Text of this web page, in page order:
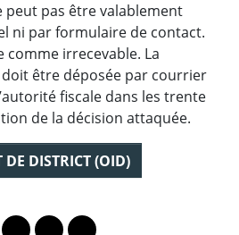
peut pas être valablement
ni par formulaire de contact.
comme irrecevable. La
être déposée par courrier
fiscale dans les trente
de la décision attaquée.
DISTRICT (OID)